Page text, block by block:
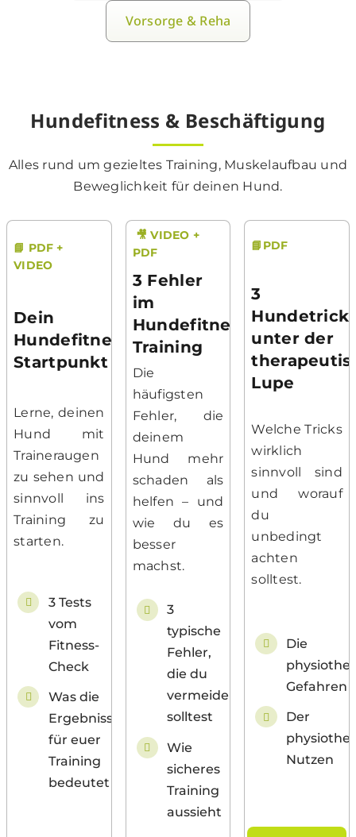
Vorsorge & Reha
Hundefitness & Beschäftigung
Alles rund um gezieltes Training, Muskelaufbau und
Beweglichkeit für deinen Hund.
📘 PDF +
VIDEO
Dein
Hundefitness-
Startpunkt
Lerne, deinen
Hund mit
Traineraugen
zu sehen und
sinnvoll ins
Training zu
starten.
3 Tests
vom
Fitness-
Check
Was die
Ergebnisse
für euer
Training
bedeutet
🎥 VIDEO +
PDF
3 Fehler
im
Hundefitness-
Training
Die
häufigsten
Fehler, die
deinem
Hund mehr
schaden als
helfen – und
wie du es
besser
machst.
3
typische
Fehler,
die du
vermeiden
solltest
Wie
sicheres
Training
aussieht
📘PDF
3
unter der
Lupe
Welche Tricks
wirklich
sinnvoll sind
und worauf
du
unbedingt
achten
solltest.
Die
Gefahren
Der
Nutzen